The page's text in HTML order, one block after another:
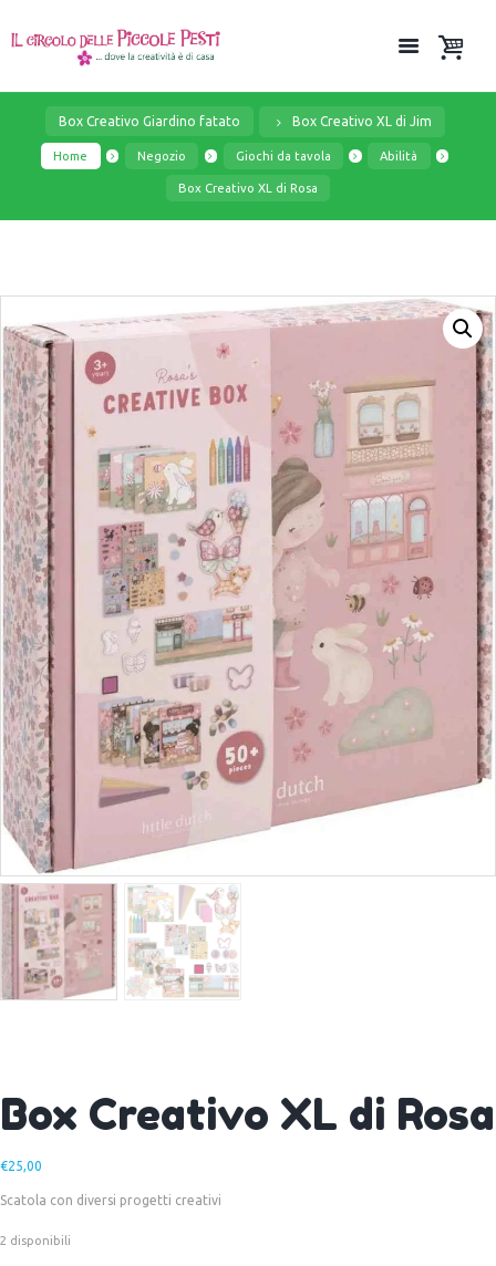
Box Creativo Giardino fatato Box Creativo XL di Jim
Home Negozio Giochi da tavola Abilità
Box Creativo XL di Rosa
Box Creativo XL di Rosa
€25,00
Scatola con diversi progetti creativi
2 disponibili